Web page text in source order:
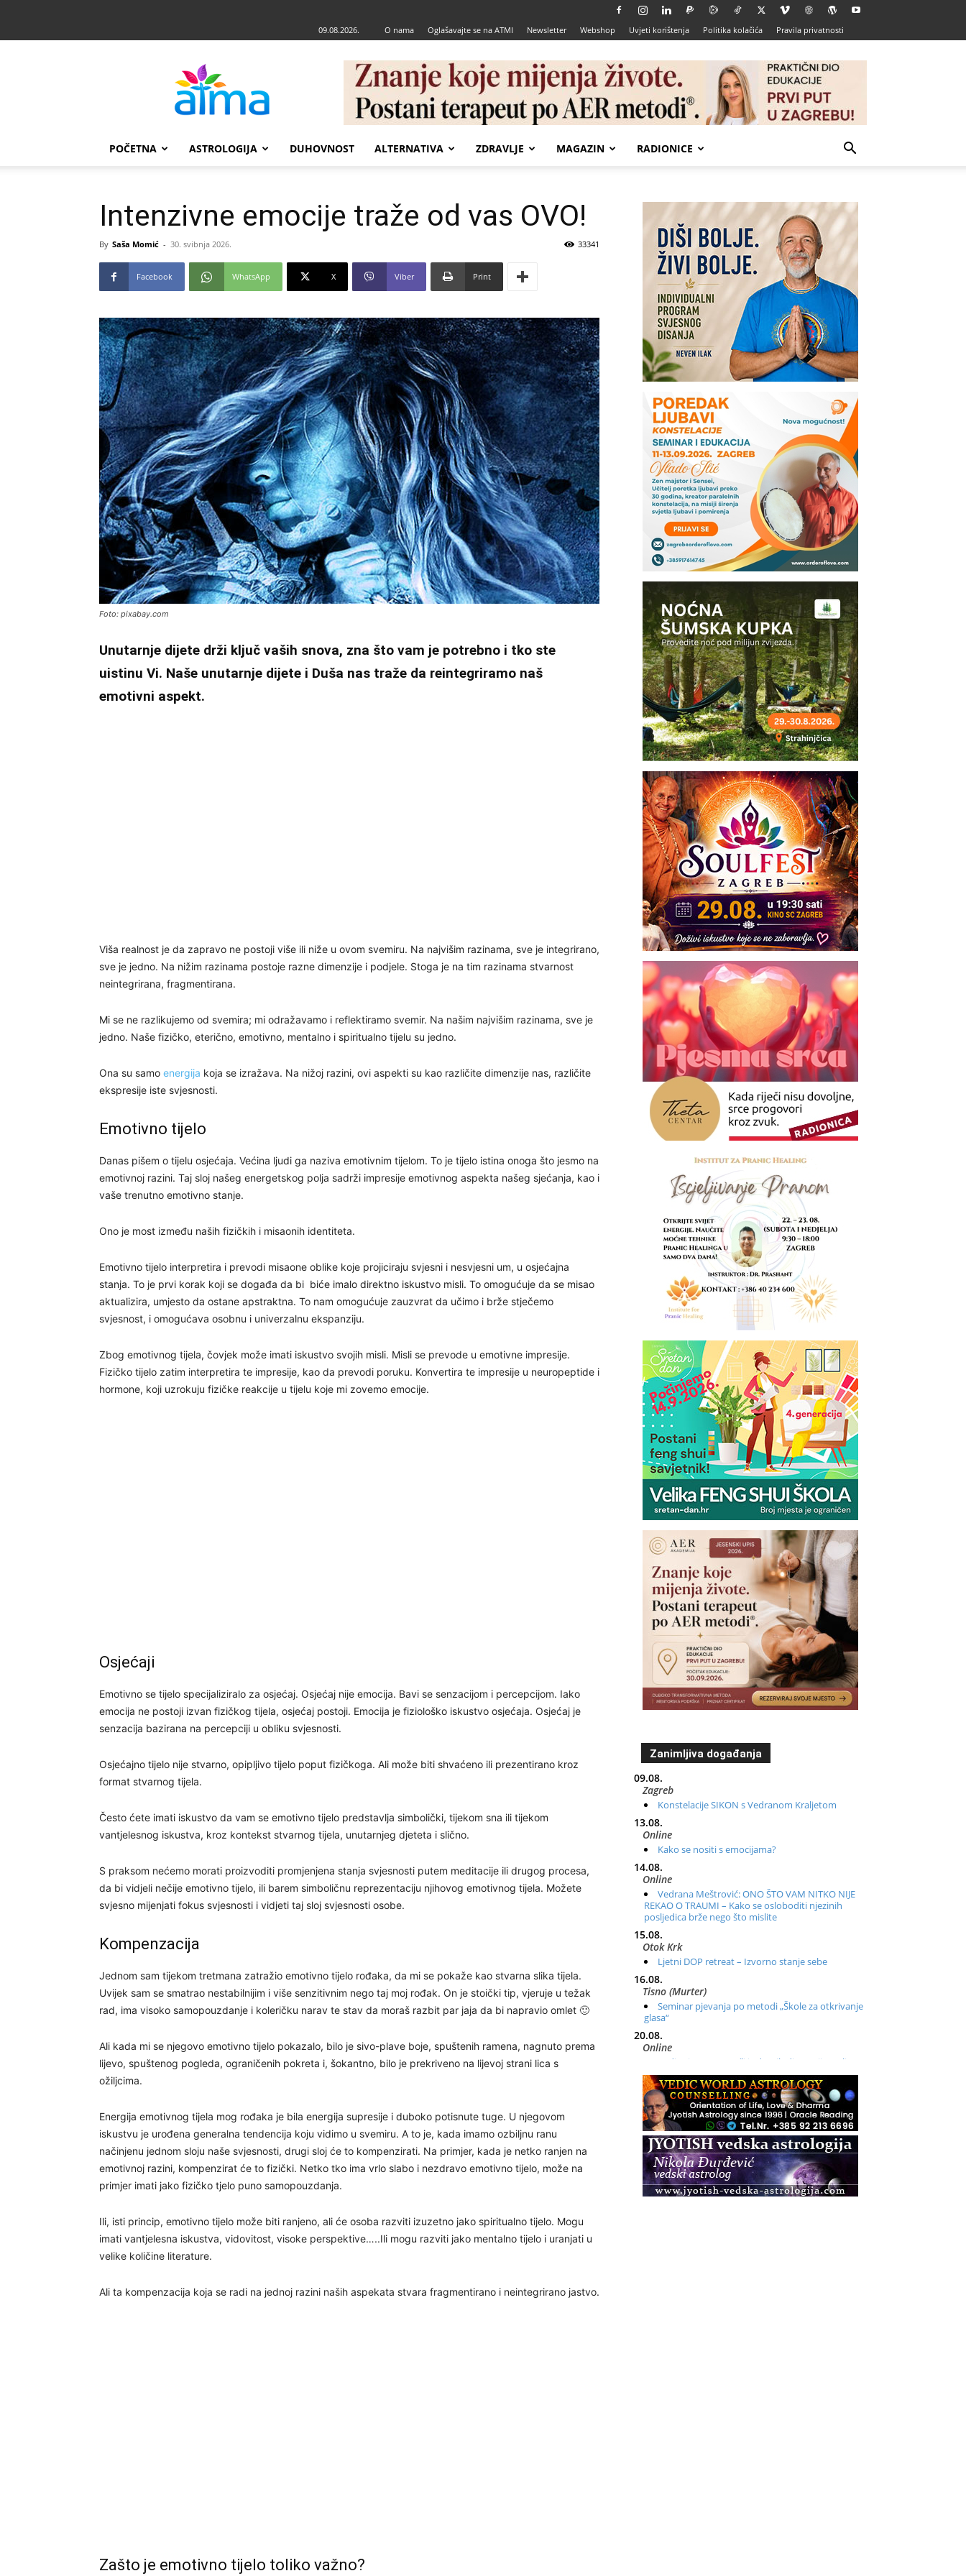
09.08.2026. O nama Oglašavajte se na ATMI Newsletter Webshop Uvjeti korištenja Politika kolačića Pravila privatnosti
POČETNA ASTROLOGIJA DUHOVNOST ALTERNATIVA ZDRAVLJE MAGAZIN RADIONICE
Intenzivne emocije traže od vas OVO!
By Saša Momić - 30. svibnja 2026. 33341
Facebook WhatsApp X Viber Print
Foto: pixabay.com
Unutarnje dijete drži ključ vaših snova, zna što vam je potrebno i tko ste
uistinu Vi. Naše unutarnje dijete i Duša nas traže da reintegriramo naš
emotivni aspekt.
Viša realnost je da zapravo ne postoji više ili niže u ovom svemiru. Na najvišim razinama, sve je integrirano,
sve je jedno. Na nižim razinama postoje razne dimenzije i podjele. Stoga je na tim razinama stvarnost
neintegrirana, fragmentirana.
Mi se ne razlikujemo od svemira; mi odražavamo i reflektiramo svemir. Na našim najvišim razinama, sve je
jedno. Naše fizičko, eterično, emotivno, mentalno i spiritualno tijelu su jedno.
Ona su samo energija koja se izražava. Na nižoj razini, ovi aspekti su kao različite dimenzije nas, različite
ekspresije iste svjesnosti.
Emotivno tijelo
Danas pišem o tijelu osjećaja. Većina ljudi ga naziva emotivnim tijelom. To je tijelo istina onoga što jesmo na
emotivnoj razini. Taj sloj našeg energetskog polja sadrži impresije emotivnog aspekta našeg sjećanja, kao i
vaše trenutno emotivno stanje.
Ono je most između naših fizičkih i misaonih identiteta.
Emotivno tijelo interpretira i prevodi misaone oblike koje projiciraju svjesni i nesvjesni um, u osjećajna
stanja. To je prvi korak koji se događa da bi biće imalo direktno iskustvo misli. To omogućuje da se misao
aktualizira, umjesto da ostane apstraktna. To nam omogućuje zauzvrat da učimo i brže stječemo
svjesnost, i omogućava osobnu i univerzalnu ekspanziju.
Zbog emotivnog tijela, čovjek može imati iskustvo svojih misli. Misli se prevode u emotivne impresije.
Fizičko tijelo zatim interpretira te impresije, kao da prevodi poruku. Konvertira te impresije u neuropeptide i
hormone, koji uzrokuju fizičke reakcije u tijelu koje mi zovemo emocije.
Osjećaji
Emotivno se tijelo specijaliziralo za osjećaj. Osjećaj nije emocija. Bavi se senzacijom i percepcijom. Iako
emocija ne postoji izvan fizičkog tijela, osjećaj postoji. Emocija je fiziološko iskustvo osjećaja. Osjećaj je
senzacija bazirana na percepciji u obliku svjesnosti.
Osjećajno tijelo nije stvarno, opipljivo tijelo poput fizičkoga. Ali može biti shvaćeno ili prezentirano kroz
format stvarnog tijela.
Često ćete imati iskustvo da vam se emotivno tijelo predstavlja simbolički, tijekom sna ili tijekom
vantjelesnog iskustva, kroz kontekst stvarnog tijela, unutarnjeg djeteta i slično.
S praksom nećemo morati proizvoditi promjenjena stanja svjesnosti putem meditacije ili drugog procesa,
da bi vidjeli nečije emotivno tijelo, ili barem simboličnu reprezentaciju njihovog emotivnog tijela. Možete
svjesno mijenjati fokus svjesnosti i vidjeti taj sloj svjesnosti osobe.
Kompenzacija
Jednom sam tijekom tretmana zatražio emotivno tijelo rođaka, da mi se pokaže kao stvarna slika tijela.
Uvijek sam se smatrao nestabilnijim i više senzitivnim nego taj moj rođak. On je stoički tip, vjeruje u težak
rad, ima visoko samopouzdanje i koleričku narav te stav da moraš razbit par jaja da bi napravio omlet 🙂
Ali kada mi se njegovo emotivno tijelo pokazalo, bilo je sivo-plave boje, spuštenih ramena, nagnuto prema
lijevo, spuštenog pogleda, ograničenih pokreta i, šokantno, bilo je prekriveno na lijevoj strani lica s
ožiljcima.
Energija emotivnog tijela mog rođaka je bila energija supresije i duboko potisnute tuge. U njegovom
iskustvu je urođena generalna tendencija koju vidimo u svemiru. A to je, kada imamo ozbiljnu ranu
načinjenu jednom sloju naše svjesnosti, drugi sloj će to kompenzirati. Na primjer, kada je netko ranjen na
emotivnoj razini, kompenzirat će to fizički. Netko tko ima vrlo slabo i nezdravo emotivno tijelo, može na
primjer imati jako fizičko tjelo puno samopouzdanja.
Ili, isti princip, emotivno tijelo može biti ranjeno, ali će osoba razviti izuzetno jako spiritualno tijelo. Mogu
imati vantjelesna iskustva, vidovitost, visoke perspektive…..Ili mogu razviti jako mentalno tijelo i uranjati u
velike količine literature.
Ali ta kompenzacija koja se radi na jednoj razini naših aspekata stvara fragmentirano i neintegrirano jastvo.
Zašto je emotivno tijelo toliko važno?
Zanimljiva događanja
09.08.
Zagreb
Konstelacije SIKON s Vedranom Kraljetom
13.08.
Online
Kako se nositi s emocijama?
14.08.
Online
Vedrana Meštrović: ONO ŠTO VAM NITKO NIJE
REKAO O TRAUMI – Kako se osloboditi njezinih
posljedica brže nego što mislite
15.08.
Otok Krk
Ljetni DOP retreat – Izvorno stanje sebe
16.08.
Tisno (Murter)
Seminar pjevanja po metodi „Škole za otkrivanje
glasa“
20.08.
Online
Radionica: Pomagači iz drugih dimenzija Online –
otvoreno za sve
21.08.
Zagreb+Online
Osnovni ThetaHealing® tečaj, Zagreb i Online
22.08.
Zagreb
Osnovna radionica za izscjeljivanje pranom (Basic
Pranic Healing course)
Pula